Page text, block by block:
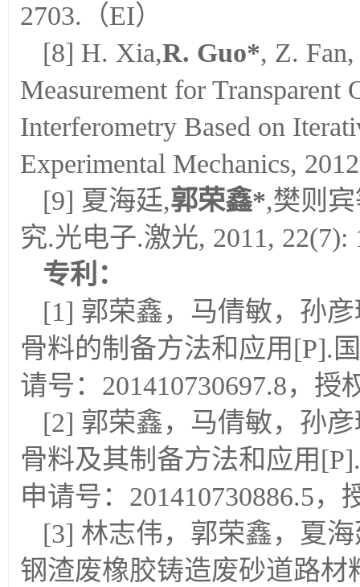
2703.（EI）
[8] H. Xia,R. Guo*, Z.
Measurement for
Interferometry Based on
Experimental Mechanics,
[9] 夏海廷,郭荣鑫*,樊则
究.光电子.激光, 2011, 22(7):
专利：
[1] 郭荣鑫，马倩敏，孙
骨料的制备方法和应用[P].
请号：201410730697.8，授
[2] 郭荣鑫，马倩敏，孙
骨料及其制备方法和应用
申请号：201410730886.5，
[3] 林志伟，郭荣鑫，夏
钢渣废橡胶铸造废砂道路